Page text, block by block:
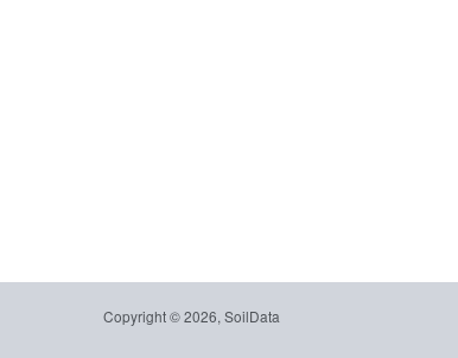
Copyright © 2026, SoilData